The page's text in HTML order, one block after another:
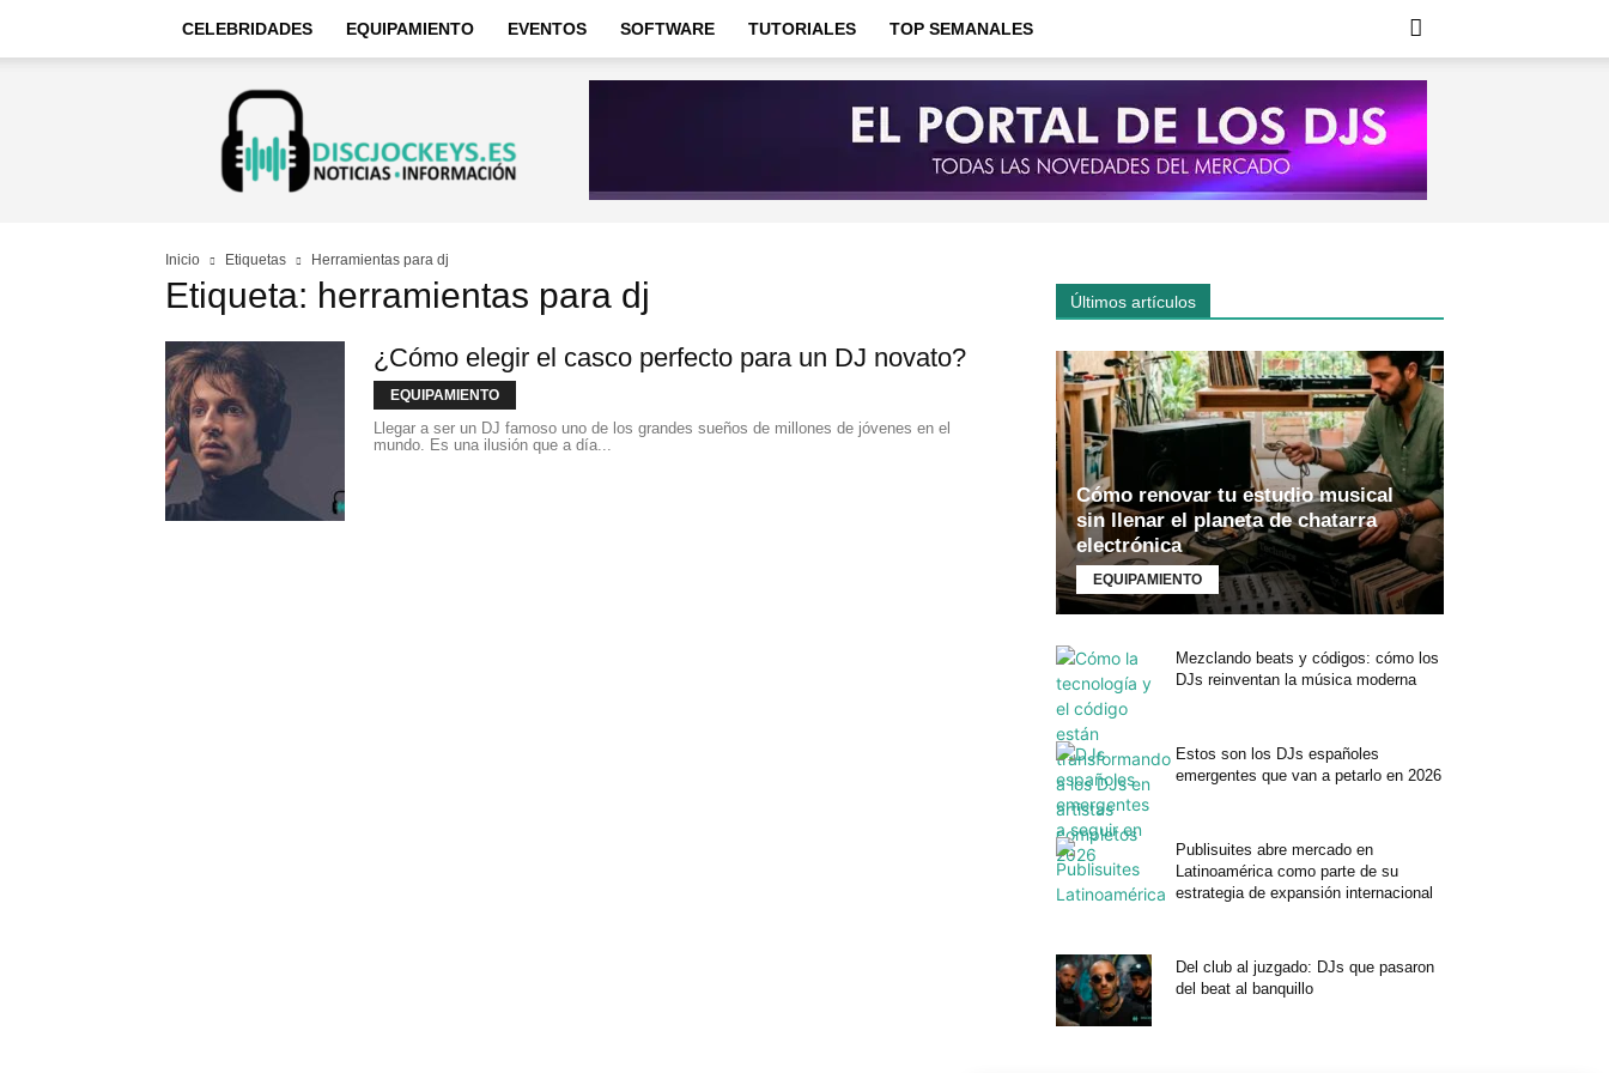
CELEBRIDADES EQUIPAMIENTO EVENTOS SOFTWARE TUTORIALES TOP SEMANALES
Discjockeys
Noticias
e
información
Inicio Etiquetas Herramientas para dj
Etiqueta: herramientas para dj
¿Cómo elegir el casco perfecto para un DJ novato?
EQUIPAMIENTO
Llegar a ser un DJ famoso uno de los grandes sueños de millones de jóvenes en el
mundo. Es una ilusión que a día...
Últimos artículos
Cómo renovar tu estudio musical
sin llenar el planeta de chatarra
electrónica
EQUIPAMIENTO
Mezclando beats y códigos: cómo los
DJs reinventan la música moderna
Estos son los DJs españoles
emergentes que van a petarlo en 2026
Publisuites abre mercado en
Latinoamérica como parte de su
estrategia de expansión internacional
Del club al juzgado: DJs que pasaron
del beat al banquillo